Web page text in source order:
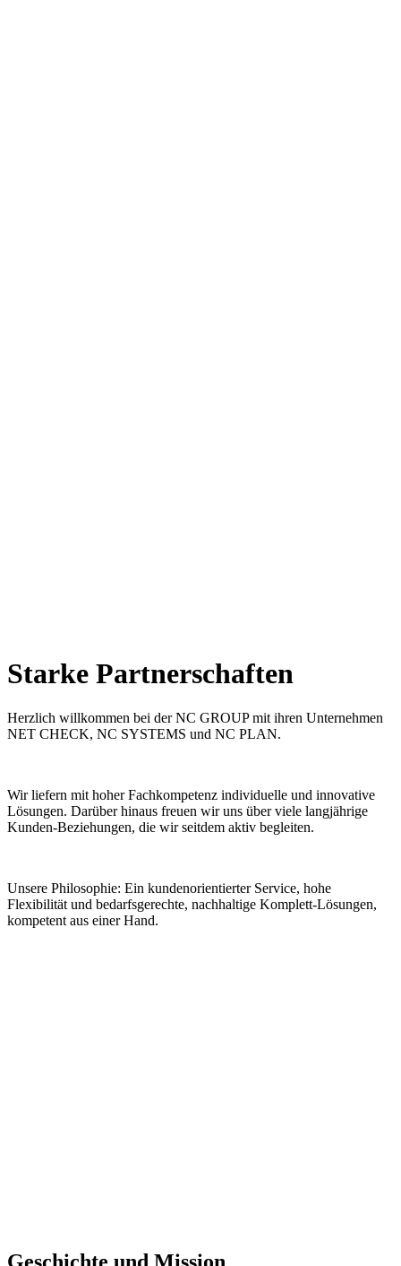
Starke Partner­schaften
Herzlich willkommen bei der NC GROUP mit ihren Unternehmen
NET CHECK, NC SYSTEMS und NC PLAN.
Wir liefern mit hoher Fachkompetenz individuelle und innovative
Lösungen. Darüber hinaus freuen wir uns über viele langjährige
Kunden-Beziehungen, die wir seitdem aktiv begleiten.
Unsere Philosophie: Ein kundenorientierter Service, hohe
Flexibilität und bedarfsgerechte, nachhaltige Komplett-Lösungen,
kompetent aus einer Hand.
Geschichte und Mission